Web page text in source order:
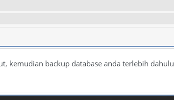
kemudian backup database anda terlebih dahulu